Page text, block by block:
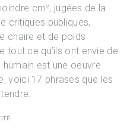
cm², jugées de la
critiques publiques,
chaire et de poids
tout ce qu’ils ont envie de
est une oeuvre
voici 17 phrases que les